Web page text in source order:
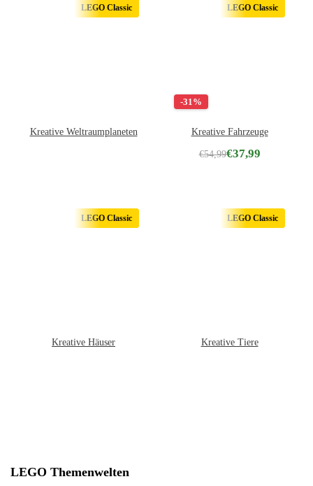
LEGO Classic
Kreative Weltraumplaneten
-31%
LEGO Classic
Kreative Fahrzeuge
€54,99€37,99
LEGO Classic
Kreative Häuser
LEGO Classic
Kreative Tiere
LEGO Themenwelten